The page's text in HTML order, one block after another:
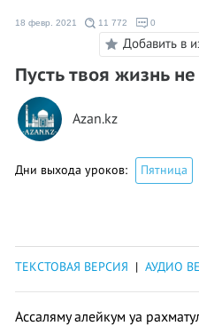
18 февр. 2021 11 772 0
Добавить в
Пусть твоя жизнь
Azan.kz
Дни выхода уроков: Пятница
ТЕКСТОВАЯ ВЕРСИЯ | АУДИО
Ассаляму алейкум уа